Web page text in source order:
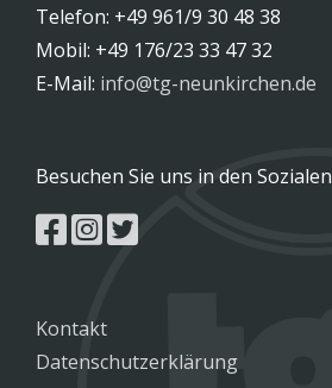
Telefon: +49 961/9 30 48 38
Mobil: +49 176/23 33 47 32
E-Mail: info@tg-neunkirchen.de
Besuchen Sie uns in den
Kontakt
Datenschutzerklärung